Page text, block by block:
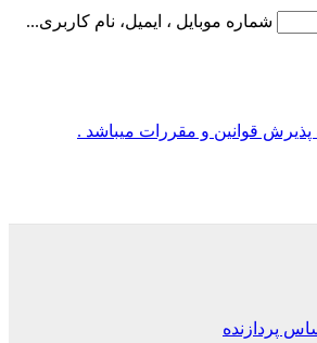
شماره موبایل ، ایمیل، نام کاربری...
پذیرش قوانین و مقررات میباشد .
پردازنده